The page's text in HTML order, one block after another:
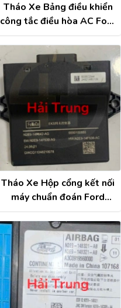
Tháo Xe Bảng điều khiển
công tắc điều hòa AC Ford
Tháo Xe Hộp cổng kết nối
máy chuẩn đoán Ford
AG